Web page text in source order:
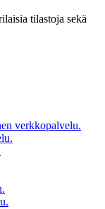
tilastoja sekä
verkkopalvelu.